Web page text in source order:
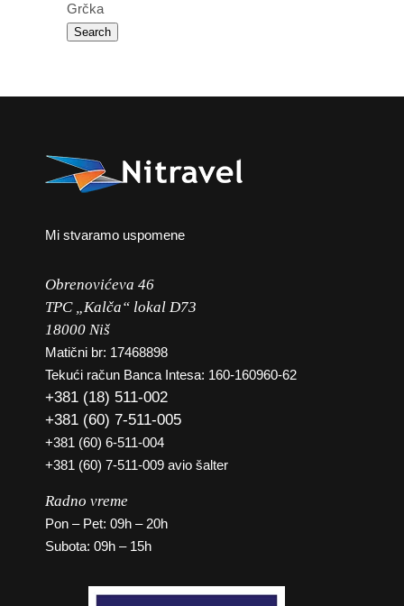
Grčka
Mi stvaramo uspomene
Obrenovićeva 46
TPC „Kalča“ lokal D73
18000 Niš
Matični br: 17468898
Tekući račun Banca Intesa: 160-160960-62
+381 (18) 511-002
+381 (60) 7-511-005
+381 (60) 6-511-004
+381 (60) 7-511-009 avio šalter
Radno vreme
Pon – Pet: 09h – 20h
Subota: 09h – 15h